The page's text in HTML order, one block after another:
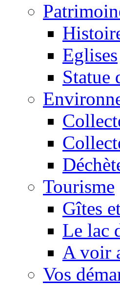
Eglises
Statue
Tourisme
Gîtes
Le lac
A voir
Vos